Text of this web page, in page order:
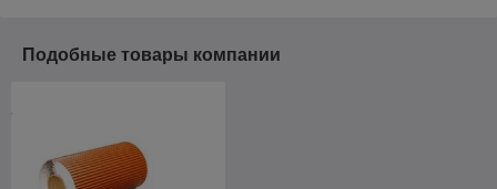
Подобные товары компании